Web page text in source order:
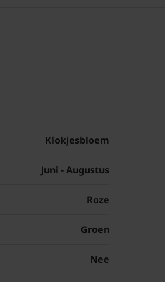
Klokjesbloem
Juni - Augustus
Roze
Groen
Nee